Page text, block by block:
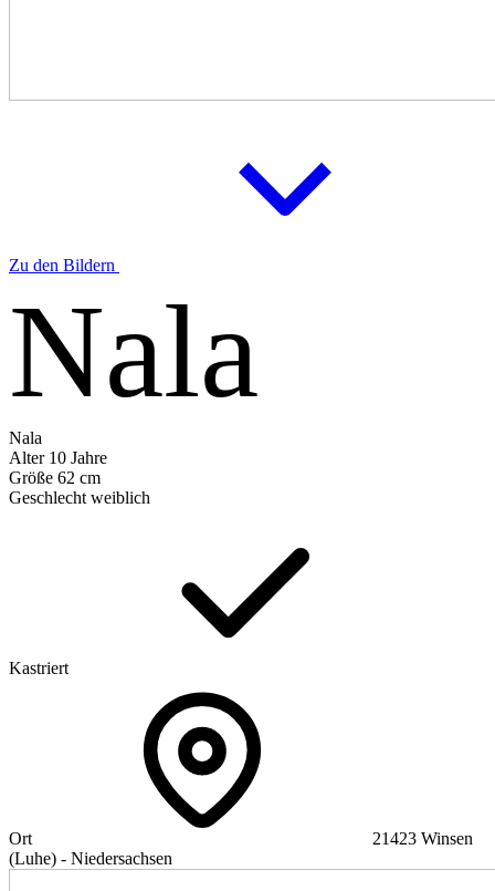
Zu den Bildern
Nala
Nala
Alter 10 Jahre
Größe 62 cm
Geschlecht weiblich
Kastriert
Ort
21423 Winsen
(Luhe) - Niedersachsen